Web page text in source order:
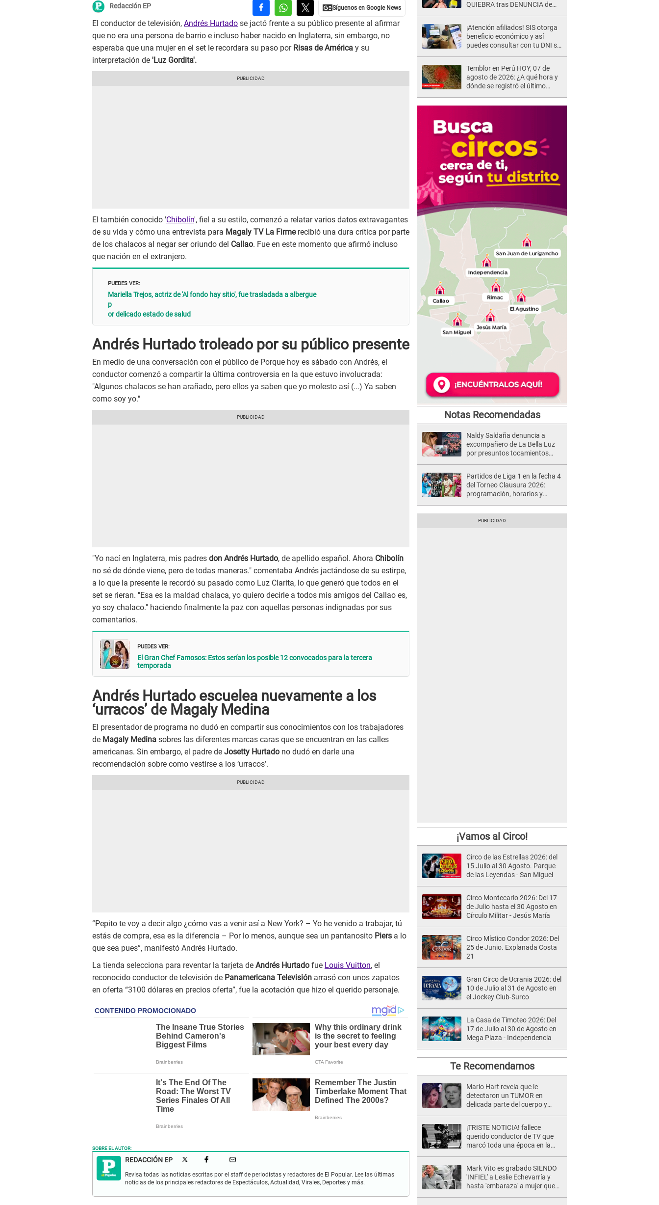
Redacción EP
El conductor de televisión, Andrés Hurtado se jactó frente a su público presente al afirmar
que no era una persona de barrio e incluso haber nacido en Inglaterra, sin embargo, no
esperaba que una mujer en el set le recordara su paso por Risas de América y su
interpretación de 'Luz Gordita'.
El también conocido 'Chibolín', fiel a su estilo, comenzó a relatar varios datos extravagantes
de su vida y cómo una entrevista para Magaly TV La Firme recibió una dura crítica por parte
de los chalacos al negar ser oriundo del Callao. Fue en este momento que afirmó incluso
que nación en el extranjero.
PUEDES VER:
Mariella Trejos, actriz de 'Al fondo hay sitio', fue trasladada a albergue
p
or delicado estado de salud
Andrés Hurtado troleado por su público presente
En medio de una conversación con el público de Porque hoy es sábado con Andrés, el
conductor comenzó a compartir la última controversia en la que estuvo involucrada:
"Algunos chalacos se han arañado, pero ellos ya saben que yo molesto así (...) Ya saben
como soy yo."
"Yo nací en Inglaterra, mis padres don Andrés Hurtado, de apellido español. Ahora Chibolín
no sé de dónde viene, pero de todas maneras." comentaba Andrés jactándose de su estirpe,
a lo que la presente le recordó su pasado como Luz Clarita, lo que generó que todos en el
set se rieran. "Esa es la maldad chalaca, yo quiero decirle a todos mis amigos del Callao es,
yo soy chalaco." haciendo finalmente la paz con aquellas personas indignadas por sus
comentarios.
PUEDES VER:
El Gran Chef Famosos: Estos serían los posible 12 convocados para la tercera
temporada
Andrés Hurtado escuelea nuevamente a los
‘urracos’ de Magaly Medina
El presentador de programa no dudó en compartir sus conocimientos con los trabajadores
de Magaly Medina sobres las diferentes marcas caras que se encuentran en las calles
americanas. Sin embargo, el padre de Josetty Hurtado no dudó en darle una
recomendación sobre como vestirse a los ‘urracos’.
“Pepito te voy a decir algo ¿cómo vas a venir así a New York? – Yo he venido a trabajar, tú
estás de compra, esa es la diferencia – Por lo menos, aunque sea un pantanosito Piers a lo
que sea pues”, manifestó Andrés Hurtado.
La tienda selecciona para reventar la tarjeta de Andrés Hurtado fue Louis Vuitton, el
reconocido conductor de televisión de Panamericana Televisión arrasó con unos zapatos
en oferta “3100 dólares en precios oferta”, fue la acotación que hizo el querido personaje.
SOBRE EL AUTOR:
REDACCIÓN EP
Revisa todas las noticias escritas por el staff de periodistas y redactores de El Popular. Lee las últimas
noticias de los principales redactores de Espectáculos, Actualidad, Virales, Deportes y más.
QUIEBRA tras DENUNCIA de
¡Atención afiliados! SIS otorga
beneficio económico y así
puedes consultar con tu DNI si
Temblor en Perú HOY, 07 de
agosto de 2026: ¿A qué hora y
dónde se registró el último
Notas Recomendadas
Naldy Saldaña denuncia a
excompañero de La Bella Luz
por presuntos tocamientos
Partidos de Liga 1 en la fecha 4
del Torneo Clausura 2026:
programación, horarios y
¡Vamos al Circo!
Circo de las Estrellas 2026: del
15 Julio al 30 Agosto. Parque
de las Leyendas - San Miguel
Circo Montecarlo 2026: Del 17
de Julio hasta el 30 Agosto en
Círculo Militar - Jesús María
Circo Místico Condor 2026: Del
25 de Junio. Explanada Costa
21
Gran Circo de Ucrania 2026: del
10 de Julio al 31 de Agosto en
el Jockey Club-Surco
La Casa de Timoteo 2026: Del
17 de Julio al 30 de Agosto en
Mega Plaza - Independencia
Te Recomendamos
Mario Hart revela que le
detectaron un TUMOR en
delicada parte del cuerpo y
¡TRISTE NOTICIA! fallece
querido conductor de TV que
marcó toda una época en la
Mark Vito es grabado SIENDO
'INFIEL' a Leslie Echevarría y
hasta 'embaraza' a mujer que